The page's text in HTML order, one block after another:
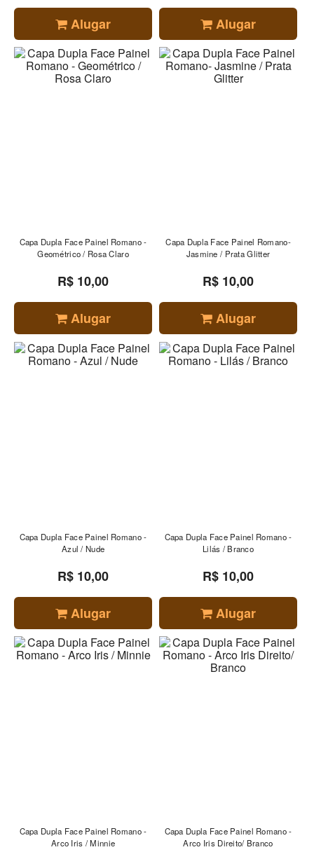
Alugar Alugar
Capa Dupla Face Painel Romano -
Geométrico / Rosa Claro
R$ 10,00
Alugar
Capa Dupla Face Painel Romano-
Jasmine / Prata Glitter
R$ 10,00
Alugar
Capa Dupla Face Painel Romano -
Azul / Nude
R$ 10,00
Alugar
Capa Dupla Face Painel Romano -
Lilás / Branco
R$ 10,00
Alugar
Capa Dupla Face Painel Romano -
Arco Iris / Minnie
Capa Dupla Face Painel Romano -
Arco Iris Direito/ Branco